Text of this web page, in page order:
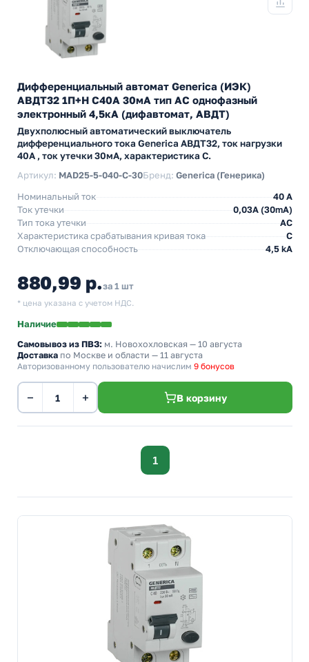
Дифференциальный автомат Generica (ИЭК)
АВДТ32 1П+Н C40А 30мА тип АС однофазный
электронный 4,5кА (дифавтомат, АВДТ)
Двухполюсный автоматический выключатель
дифференциального тока Generica АВДТ32, ток нагрузки
40А , ток утечки 30мА, характеристика С.
Артикул: MAD25-5-040-C-30Бренд: Generica (Генерика)
Номинальный ток
40 А
Ток утечки
0,03A (30mA)
Тип тока утечки
AC
Характеристика срабатывания кривая тока
C
Отключающая способность
4,5 kA
880,99 р.за 1 шт
* цена указана с учетом НДС.
Наличие
Самовывоз из ПВЗ: м. Новохохловская — 10 августа
Доставка по Москве и области — 11 августа
Авторизованному пользователю начислим 9 бонусов
− + В корзину
1